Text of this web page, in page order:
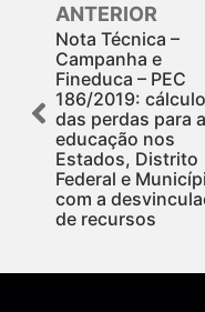
ANTERIOR
Nota Técnica –
Campanha e
Fineduca – PEC
186/2019: cálculo
das perdas para a
educação nos
Estados, Distrito
Federal e
com a
de recursos